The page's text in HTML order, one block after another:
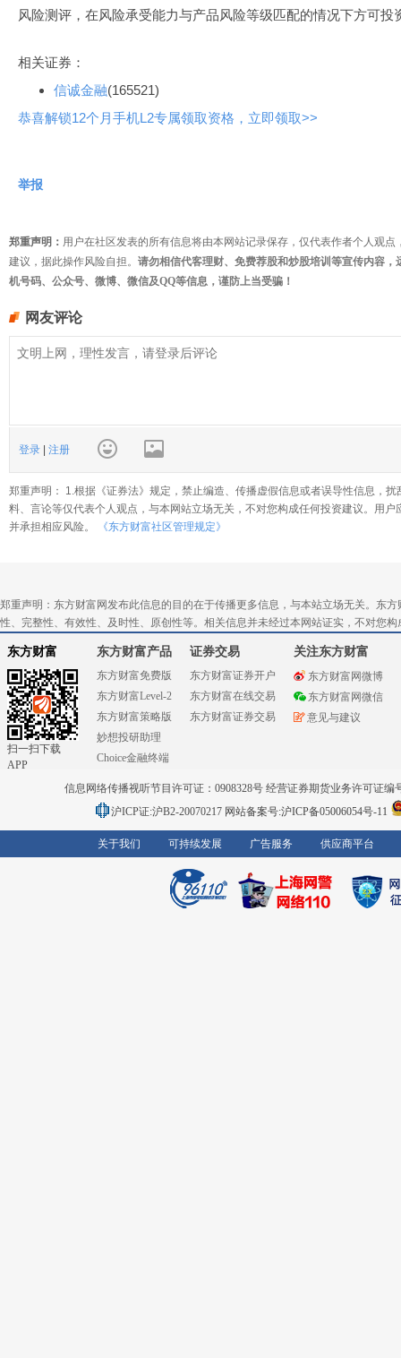
风险测评，在风险承受能力与产品风险等级匹配的情况下方可投
相关证券：
信诚金融(165521)
恭喜解锁12个月手机L2专属领取资格，立即领取>>
举报
郑重声明： 用户在社区发表的所有信息将由本网站记录保存，仅代表作者个人观
建议，据此操作风险自担。 请勿相信代客理财、免费荐股和炒股培训等宣传内容
机号码、公众号、微博、微信及QQ等信息，谨防上当受骗！
网友评论
登录 注册
郑重声明： 1.根据《证券法》规定，禁止编造、传播虚假信息或者误导性信息，
料、言论等仅代表个人观点，与本网站立场无关，不对您构成任何投资建议。用
并承担相应风险。
《东方财富社区管理规定》
郑重声明：东方财富网发布此信息的目的在于传播更多信息，与本站立场无关。东
性、完整性、有效性、及时性、原创性等。相关信息并未经过本网站证实，不对您
东方财富
扫一扫下载
APP
东方财富产品
东方财富免费版
东方财富Level-2
东方财富策略版
妙想投研助理
Choice金融终端
证券交易
东方财富证券开户
东方财富在线交易
东方财富证券交易
关注东方财富
东方财富网微博
东方财富网微信
意见与建议
信息网络传播视听节目许可证：0908328号 经营证券期货业务许可证编
沪ICP证:沪B2-20070217 网站备案号:沪ICP备05006054号-11
关于我们 可持续发展 广告服务 供应商平台